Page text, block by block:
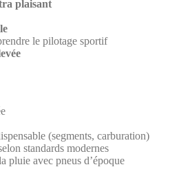
plaisant
le pilotage sportif
(segments, carburation)
standards modernes
pluie avec pneus d’époque